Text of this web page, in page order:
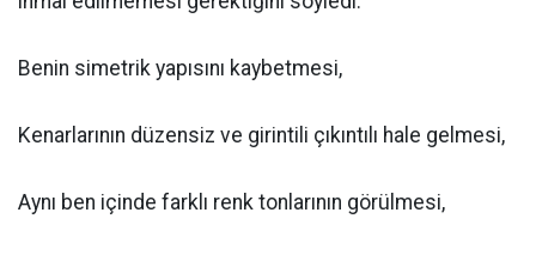
Benin simetrik yapısını kaybetmesi,
Kenarlarının düzensiz ve girintili çıkıntılı hale gelmesi,
Aynı ben içinde farklı renk tonlarının görülmesi,